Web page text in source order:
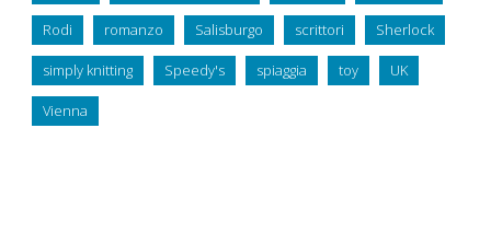
Rodi romanzo Salisburgo scrittori Sherlock
simply knitting Speedy's spiaggia toy UK
Vienna